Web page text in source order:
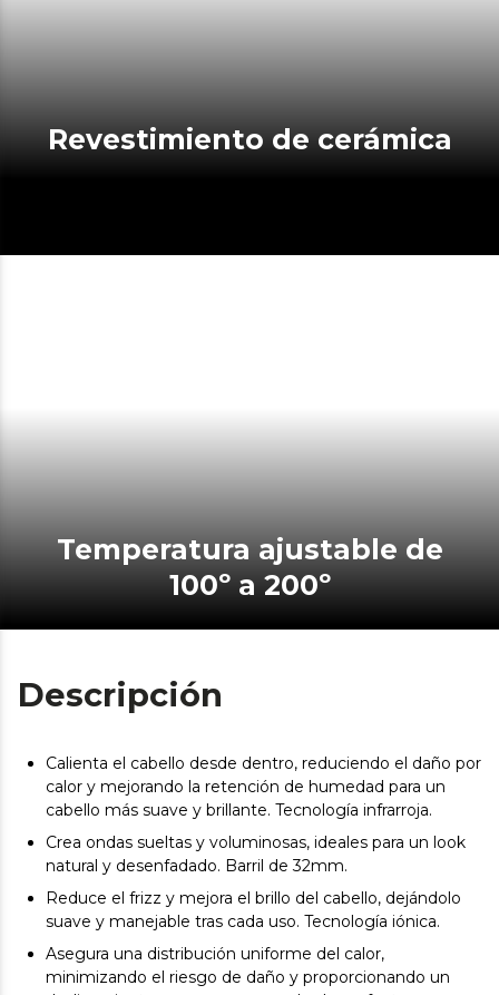
Revestimiento de cerámica
Temperatura ajustable de
100º a 200º
Descripción
Calienta el cabello desde dentro, reduciendo el daño por
calor y mejorando la retención de humedad para un
cabello más suave y brillante. Tecnología infrarroja.
Crea ondas sueltas y voluminosas, ideales para un look
natural y desenfadado. Barril de 32mm.
Reduce el frizz y mejora el brillo del cabello, dejándolo
suave y manejable tras cada uso. Tecnología iónica.
Asegura una distribución uniforme del calor,
minimizando el riesgo de daño y proporcionando un